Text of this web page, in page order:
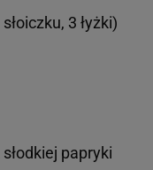
3 łyżki)
papryki